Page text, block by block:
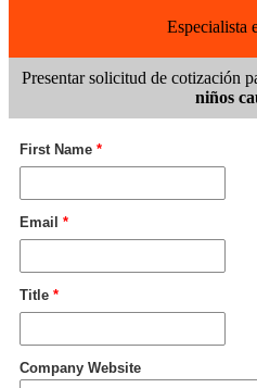
Especialista
Presentar solicitud de cotización
niños